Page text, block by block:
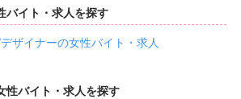
バイト・求人を探す
ザイナーの女性バイト・求人
性バイト・求人を探す